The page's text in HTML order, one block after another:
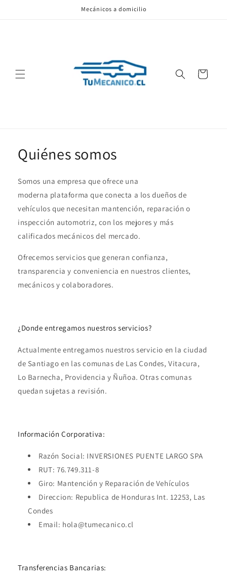
Mecánicos a domicilio
Carrito
Quiénes somos
Somos una empresa que ofrece una
moderna plataforma que conecta a los dueños de
vehículos que necesitan mantención, reparación o
inspección automotriz, con los mejores y más
calificados mecánicos del mercado.
Ofrecemos servicios que generan confianza,
transparencia y conveniencia en nuestros clientes,
mecánicos y colaboradores.
¿Donde entregamos nuestros servicios?
Actualmente entregamos nuestros servicio en la ciudad
de Santiago en las comunas de Las Condes, Vitacura,
Lo Barnecha, Providencia y Ñuñoa. Otras comunas
quedan sujetas a revisión.
Información Corporativa:
Razón Social: INVERSIONES PUENTE LARGO SPA
RUT: 76.749.311-8
Giro: Mantención y Reparación de Vehículos
Direccion: Republica de Honduras Int. 12253, Las
Condes
Email: hola@tumecanico.cl
Transferencias Bancarias: